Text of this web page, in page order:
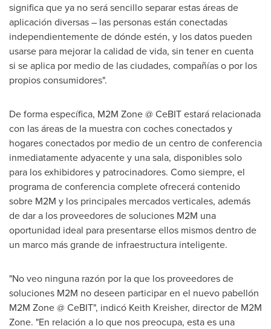
significa que ya no será sencillo separar estas áreas de
aplicación diversas – las personas están conectadas
independientemente de dónde estén, y los datos pueden
usarse para mejorar la calidad de vida, sin tener en cuenta
si se aplica por medio de las ciudades, compañías o por los
propios consumidores".
De forma específica, M2M Zone @ CeBIT estará relacionada
con las áreas de la muestra con coches conectados y
hogares conectados por medio de un centro de conferencia
inmediatamente adyacente y una sala, disponibles solo
para los exhibidores y patrocinadores. Como siempre, el
programa de conferencia complete ofrecerá contenido
sobre M2M y los principales mercados verticales, además
de dar a los proveedores de soluciones M2M una
oportunidad ideal para presentarse ellos mismos dentro de
un marco más grande de infraestructura inteligente.
"No veo ninguna razón por la que los proveedores de
soluciones M2M no deseen participar en el nuevo pabellón
M2M Zone @ CeBIT", indicó Keith Kreisher, director de M2M
Zone. "En relación a lo que nos preocupa, esta es una